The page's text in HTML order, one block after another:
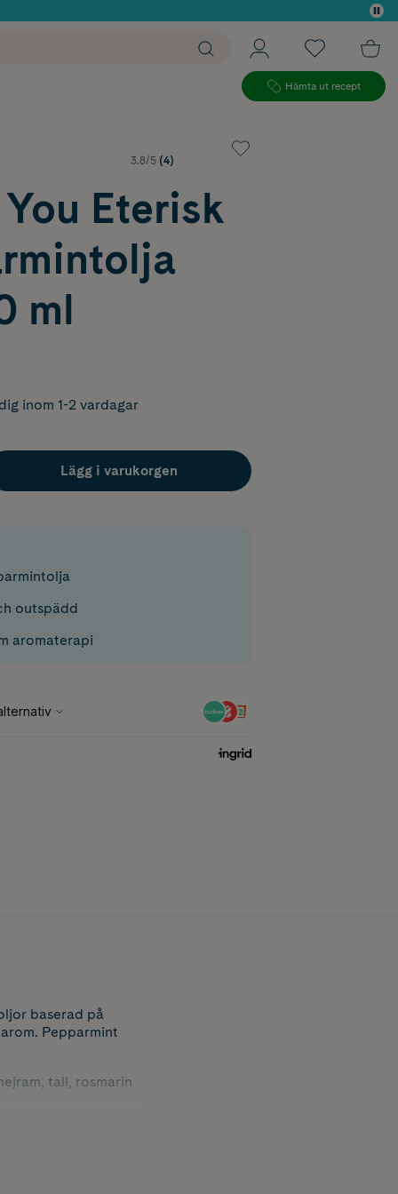
Hämta ut recept
3.8/5 (4)
Eterisk
ml
inom 1-2 vardagar
Lägg i varukorgen
outspädd
aromaterapi
baserad på
Pepparmint
tall, rosmarin